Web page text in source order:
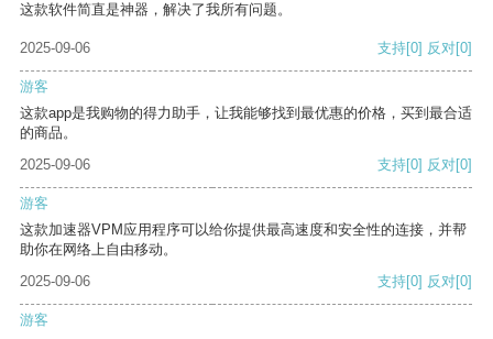
这款软件简直是神器，解决了我所有问题。
2025-09-06 支持[0] 反对[0]
游客
这款app是我购物的得力助手，让我能够找到最优惠的价格，买到最合适
的商品。
2025-09-06
支持[0] 反对[0]
游客
这款加速器VPM应用程序可以给你提供最高速度和安全性的连接，并帮
助你在网络上自由移动。
2025-09-06
支持[0] 反对[0]
游客